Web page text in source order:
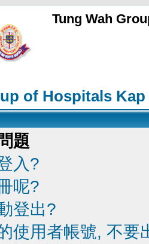
Tung Wah
of Hospitals
題
入?
呢?
登出?
使用者帳號, 不要